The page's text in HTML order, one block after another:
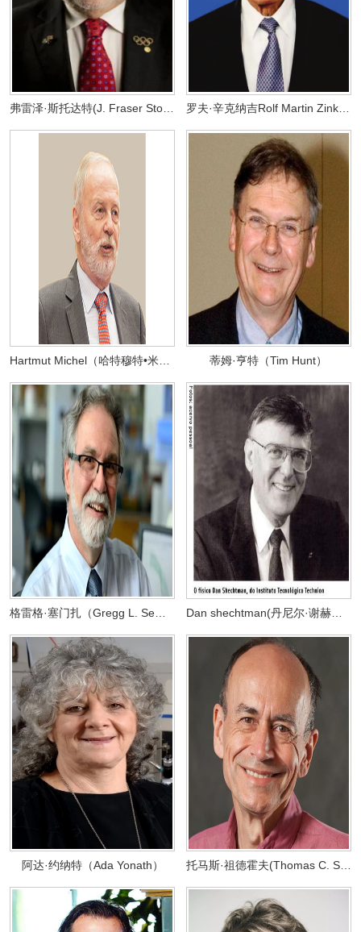
弗雷泽·斯托达特(J. Fraser Stoddart) 罗夫·辛克纳吉Rolf Martin Zinkernagel
Hartmut Michel（哈特穆特•米歇尔） 蒂姆·亨特（Tim Hunt）
Dan shechtman(丹尼尔·谢赫特曼)
阿达·约纳特（Ada Yonath） 托马斯·祖德霍夫(Thomas C. Südhof)